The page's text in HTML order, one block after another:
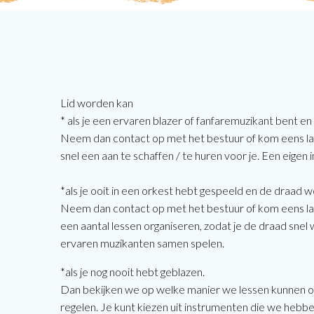
Lid worden kan
* als je een ervaren blazer of fanfaremuzikant bent
Neem dan contact op met het bestuur of kom eens
snel een aan te schaffen / te huren voor je. Een
*als je ooit in een orkest hebt gespeeld en de draad
Neem dan contact op met het bestuur of kom eens
een aantal lessen organiseren, zodat je de draad
ervaren muzikanten samen spelen.
*als je nog nooit hebt geblazen.
Dan bekijken we op welke manier we lessen
regelen. Je kunt kiezen uit instrumenten die we